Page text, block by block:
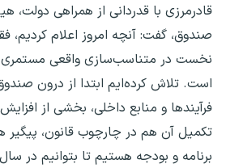
قادرمرزی با قدردانی از همراهی دولت،
صندوق، گفت: آنچه امروز اعلام
نخست در متناسب‌سازی واقعی مستمری
است. تلاش کرده‌ایم ابتدا از درون
فرآیندها و منابع داخلی، بخشی از
تکمیل آن هم در چارچوب قانون، پیگیر